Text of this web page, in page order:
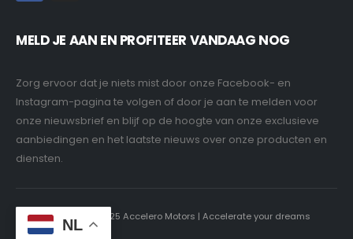
MELD JE AAN EN PROFITEER VANDAAG NOG
Zorg ervoor dat je niets mist door onze Facebook- en
Instagram-pagina te volgen of door je aan te melden voor
onze nieuwsbrief en blijf op de hoogte van onze exclusieve
aanbiedingen en het laatste nieuws over onze producten en
diensten.
Copyright © 2025 Accelero Motors | Accelerate your dreams
NL